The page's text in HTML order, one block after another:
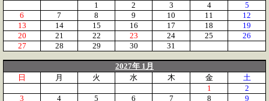
1
2 3 4
5
6
7 8 9 10 11
12
13
14 15 16 17 18
19
20
21 22 23 24 25
26
27
28 29 30 31
2027年 1月
日
月 火 水 木 金
土
1
2
3
4 5 6 7 8
9